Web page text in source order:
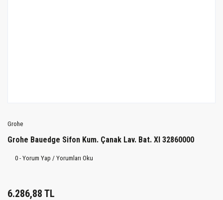
Grohe
Grohe Bauedge Sifon Kum. Çanak Lav. Bat. Xl 32860000
0 - Yorum Yap / Yorumları Oku
6.286,88 TL